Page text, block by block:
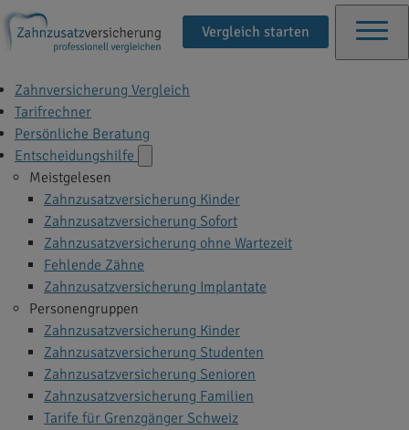
Vergleich starten
Zahnversicherung Vergleich
Tarifrechner
Persönliche Beratung
Entscheidungshilfe
Meistgelesen
Zahnzusatzversicherung Kinder
Zahnzusatzversicherung Sofort
Zahnzusatzversicherung ohne Wartezeit
Fehlende Zähne
Zahnzusatzversicherung Implantate
Personengruppen
Zahnzusatzversicherung Kinder
Zahnzusatzversicherung Studenten
Zahnzusatzversicherung Senioren
Zahnzusatzversicherung Familien
Tarife für Grenzgänger Schweiz